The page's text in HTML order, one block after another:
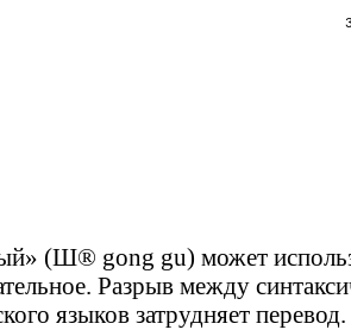
(Ш® gong gu) может
Разрыв между
языков затрудняет перевод.